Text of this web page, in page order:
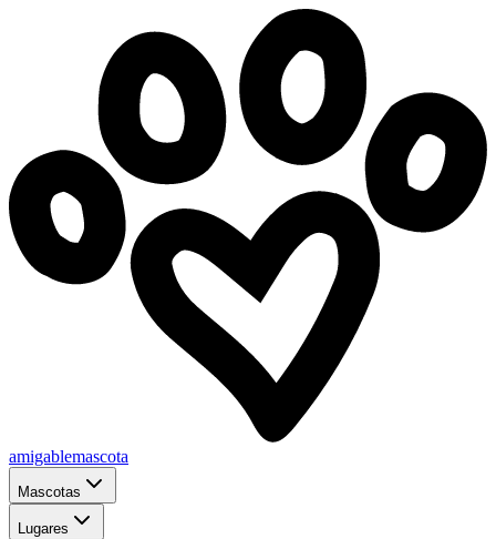
amigablemascota
Mascotas
Lugares